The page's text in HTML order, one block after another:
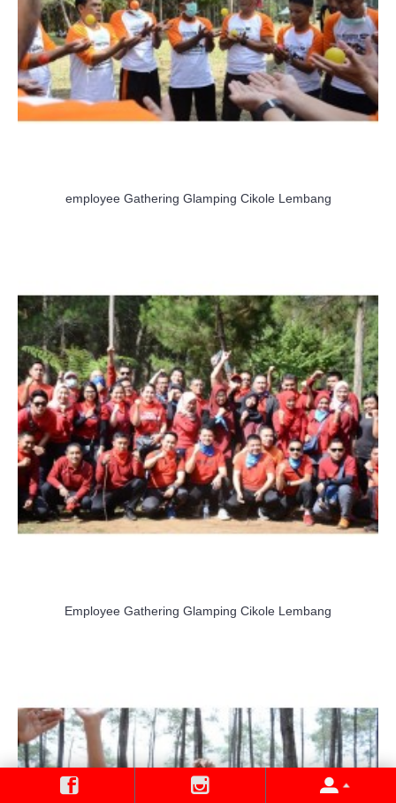
employee Gathering Glamping Cikole Lembang
Employee Gathering Glamping Cikole Lembang